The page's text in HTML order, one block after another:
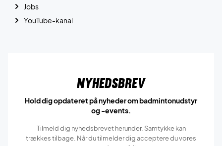
Jobs
YouTube-kanal
Nyhedsbrev
Hold dig opdateret på nyheder om badmintonudstyr
og -events.
Tilmeld dig nyhedsbrevet herunder. Samtykke kan
trækkes tilbage. Når du tilmelder dig acceptere du vores